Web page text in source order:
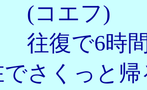
エフ)
で6時間
でさくっと